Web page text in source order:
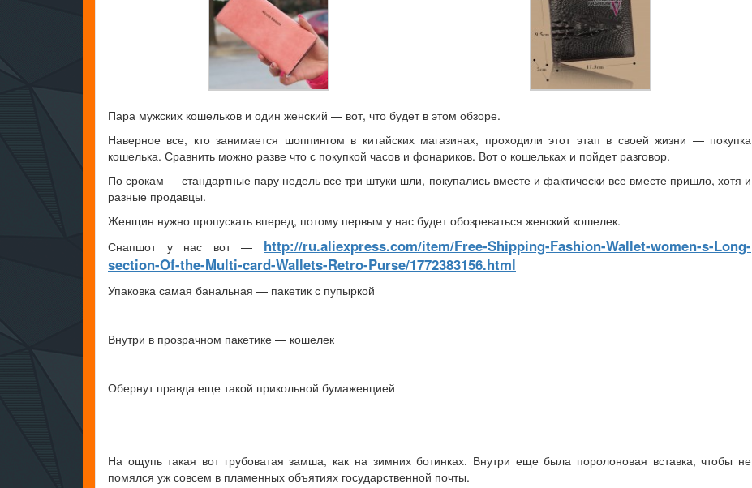
Пара мужских кошельков и один женский — вот, что будет в этом обзоре.
Наверное все, кто занимается шоппингом в китайских магазинах, проходили этот этап в своей жизни — покупка
кошелька. Сравнить можно разве что с покупкой часов и фонариков. Вот о кошельках и пойдет разговор.
По срокам — стандартные пару недель все три штуки шли, покупались вместе и фактически все вместе пришло, хотя и
разные продавцы.
Женщин нужно пропускать вперед, потому первым у нас будет обозреваться женский кошелек.
Снапшот у нас вот — http://ru.aliexpress.com/item/Free-Shipping-Fashion-Wallet-women-s-Long-
section-Of-the-Multi-card-Wallets-Retro-Purse/1772383156.html
Упаковка самая банальная — пакетик с пупыркой
Внутри в прозрачном пакетике — кошелек
Обернут правда еще такой прикольной бумаженцией
На ощупь такая вот грубоватая замша, как на зимних ботинках. Внутри еще была поролоновая вставка, чтобы не
помялся уж совсем в пламенных объятиях государственной почты.